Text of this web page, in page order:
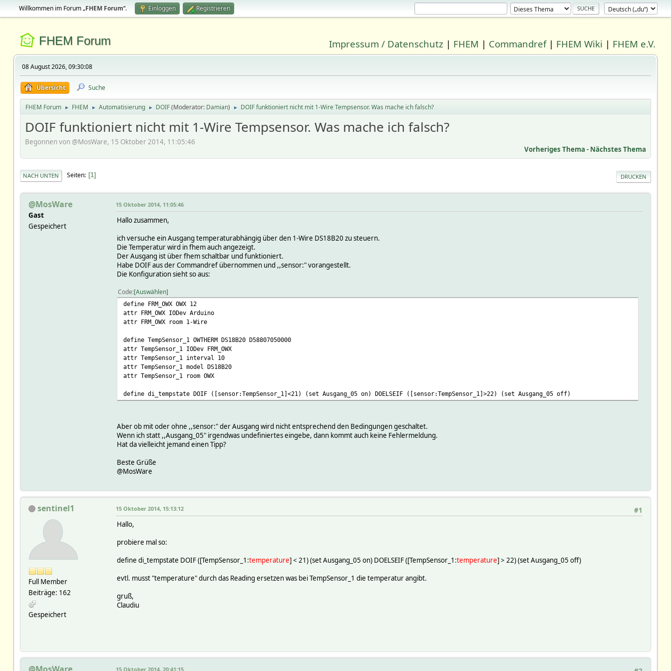
Willkommen im Forum „FHEM Forum“. Einloggen Registrieren
FHEM Forum Impressum / Datenschutz | FHEM | Commandref| FHEM Wiki | FHEM e.V.
08 August 2026, 09:30:08
Übersicht Suche
FHEM Forum ► FHEM ► Automatisierung ► DOIF(Moderator: Damian) ► DOIF funktioniert nicht mit 1-Wire Tempsensor. Was mache ich falsch?
DOIF funktioniert nicht mit 1-Wire Tempsensor. Was mache ich falsch?
Begonnen von @MosWare, 15 Oktober 2014, 11:05:46
Vorheriges Thema - Nächstes Thema
DRUCKEN
NACH UNTEN Seiten 1
@MosWare
Gast
Gespeichert
15 Oktober 2014, 11:05:46
Hallo zusammen,
ich versuche ein Ausgang temperaturabhängig über den 1-Wire DS18B20 zu steuern.
Die Temperatur wird in fhem auch angezeigt.
Der Ausgang ist über fhem schaltbar und funktioniert.
Habe DOIF aus der Commandref übernommen und ,,sensor:" vorangestellt.
Die Konfiguration sieht so aus:
Code Auswählen
define FRM_OWX OWX 12
attr FRM_OWX IODev Arduino
attr FRM_OWX room 1-Wire
define TempSensor_1 OWTHERM DS18B20 D58807050000
attr TempSensor_1 IODev FRM_OWX
attr TempSensor_1 interval 10
attr TempSensor_1 model DS18B20
attr TempSensor_1 room OWX
define di_tempstate DOIF ([sensor:TempSensor_1]<21) (set Ausgang_05 on) DOELSEIF ([sensor:TempSensor_1]>22) (set Ausgang_05 off)
Aber ob mit oder ohne ,,sensor:" der Ausgang wird nicht entsprechend den Bedingungen geschaltet.
Wenn ich statt ,,Ausgang_05" irgendwas undefiniertes eingebe, dann kommt auch keine Fehlermeldung.
Hat da vielleicht jemand einen Tipp?
Beste Grüße
@MosWare
sentinel1
Full Member
Beiträge: 162
Gespeichert
#1
15 Oktober 2014, 15:13:12
Hallo,
probiere mal so:
define di_tempstate DOIF ([TempSensor_1:temperature] < 21) (set Ausgang_05 on) DOELSEIF ([TempSensor_1:temperature] > 22) (set Ausgang_05 off)
evtl. musst "temperature" durch das Reading ersetzen was bei TempSensor_1 die temperatur angibt.
gruß,
Claudiu
@MosWare 15 Oktober 2014, 20:41:15